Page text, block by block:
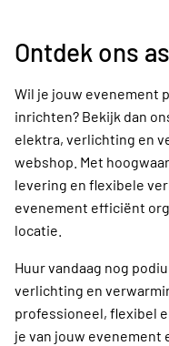
Ontdek ons
Wil je jouw evenement
inrichten? Bekijk dan
elektra, verlichting en
webshop. Met
levering en flexibele
evenement efficiënt
locatie.
Huur vandaag nog
verlichting en
professioneel, flexibel
je van jouw evenement